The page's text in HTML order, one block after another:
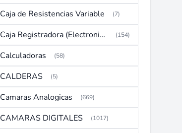
Caja de Resistencias Variable (7)
Caja Registradora (Electronic Cash Register) (154)
Calculadoras (58)
CALDERAS (5)
Camaras Analogicas (669)
CAMARAS DIGITALES (1017)